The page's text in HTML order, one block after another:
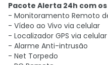
Pacote Alerta 24h com
- Monitoramento Remoto
- Vídeo ao Vivo via celular
- Localizador GPS via celular
- Alarme Anti-intrusão
- Net Torpedo